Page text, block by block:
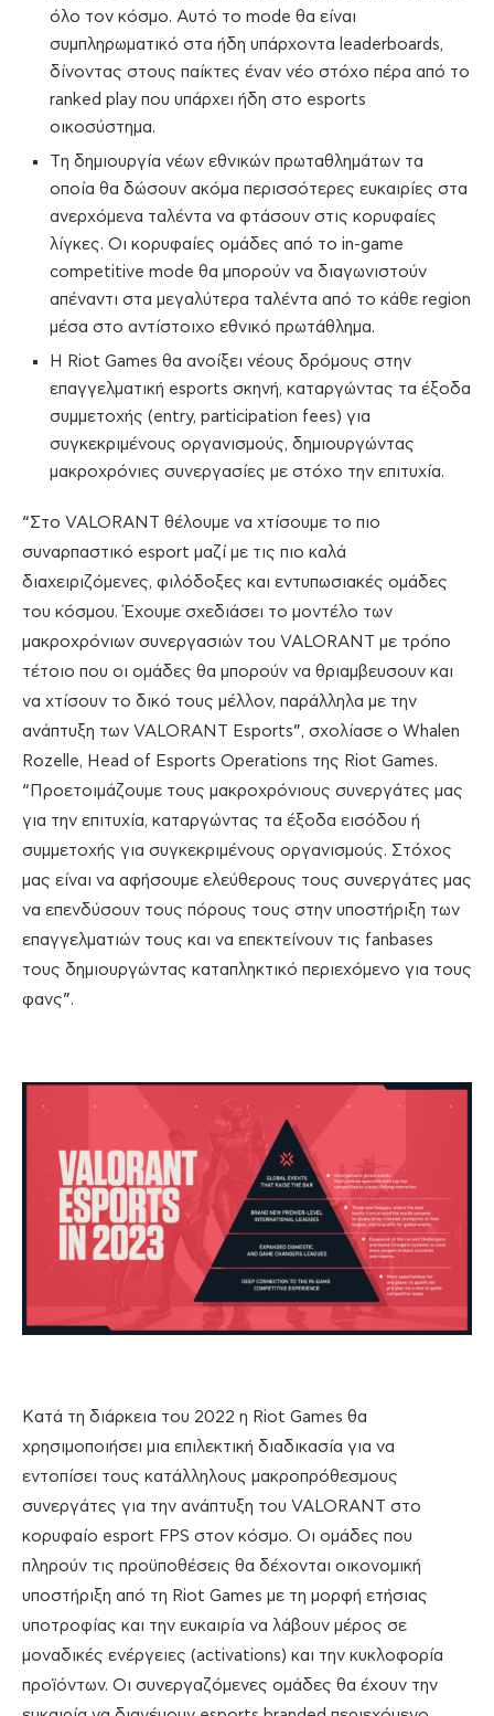
όλο τον κόσμο. Αυτό το mode θα είναι
συμπληρωματικό στα ήδη υπάρχοντα leaderboards,
δίνοντας στους παίκτες έναν νέο στόχο πέρα από το
ranked play που υπάρχει ήδη στο esports
οικοσύστημα.
Tη δημιουργία νέων εθνικών πρωταθλημάτων τα
οποία θα δώσουν ακόμα περισσότερες ευκαιρίες στα
ανερχόμενα ταλέντα να φτάσουν στις κορυφαίες
λίγκες. Οι κορυφαίες ομάδες από το in-game
competitive mode θα μπορούν να διαγωνιστούν
απέναντι στα μεγαλύτερα ταλέντα από το κάθε region
μέσα στο αντίστοιχο εθνικό πρωτάθλημα.
Η Riot Games θα ανοίξει νέους δρόμους στην
επαγγελματική esports σκηνή, καταργώντας τα έξοδα
συμμετοχής (entry, participation fees) για
συγκεκριμένους οργανισμούς, δημιουργώντας
μακροχρόνιες συνεργασίες με στόχο την επιτυχία.
“Στο VALORANT θέλουμε να χτίσουμε το πιο
συναρπαστικό esport μαζί με τις πιο καλά
διαχειριζόμενες, φιλόδοξες και εντυπωσιακές ομάδες
του κόσμου. Έχουμε σχεδιάσει το μοντέλο των
μακροχρόνιων συνεργασιών του VALORANT με τρόπο
τέτοιο που οι ομάδες θα μπορούν να θριαμβευσουν και
να χτίσουν το δικό τους μέλλον, παράλληλα με την
ανάπτυξη των VALORANT Esports”, σχολίασε ο Whalen
Rozelle, Head of Esports Operations της Riot Games.
“Προετοιμάζουμε τους μακροχρόνιους συνεργάτες μας
για την επιτυχία, καταργώντας τα έξοδα εισόδου ή
συμμετοχής για συγκεκριμένους οργανισμούς. Στόχος
μας είναι να αφήσουμε ελεύθερους τους συνεργάτες μας
να επενδύσουν τους πόρους τους στην υποστήριξη των
επαγγελματιών τους και να επεκτείνουν τις fanbases
τους δημιουργώντας καταπληκτικό περιεχόμενο για τους
φανς”.
Κατά τη διάρκεια του 2022 η Riot Games θα
χρησιμοποιήσει μια επιλεκτική διαδικασία για να
εντοπίσει τους κατάλληλους μακροπρόθεσμους
συνεργάτες για την ανάπτυξη του VALORANT στο
κορυφαίο esport FPS στον κόσμο. Οι ομάδες που
πληρούν τις προϋποθέσεις θα δέχονται οικονομική
υποστήριξη από τη Riot Games με τη μορφή ετήσιας
υποτροφίας και την ευκαιρία να λάβουν μέρος σε
μοναδικές ενέργειες (activations) και την κυκλοφορία
προϊόντων. Οι συνεργαζόμενες ομάδες θα έχουν την